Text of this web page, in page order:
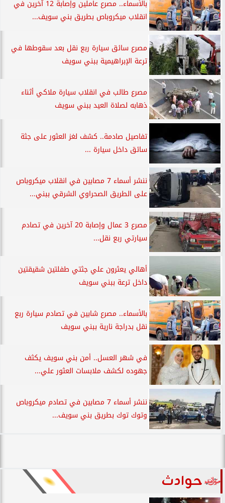
بالأسماء.. مصرع عاملين وإصابة 12 آخرين في
انقلاب ميكروباص بطريق بني سويف...
مصرع سائق سيارة ربع نقل بعد سقوطها في
ترعة الإبراهيمية ببني سويف
مصرع طالب في انقلاب سيارة ملاكي أثناء
ذهابه لصلاة العيد ببني سويف
تفاصيل صادمة.. كشف لغز العثور على جثة
سائق داخل سيارة ...
ننشر أسماء 7 مصابين في انقلاب ميكروباص
على الطريق الصحراوي الشرقي ببني...
مصرع 3 عمال وإصابة 20 آخرين في تصادم
سيارتي ربع نقل...
أهالي يعثرون علي جثتي طفلتين شقيقتين
داخل ترعة ببني سويف
بالأسماء.. مصرع شابين في تصادم سيارة ربع
نقل بدراجة نارية ببني سويف
في شهر العسل.. أمن بني سويف يكثف
جهوده لكشف ملابسات العثور علي...
ننشر أسماء 7 مصابين في تصادم ميكروباص
وتوك توك بطريق بني سويف...
حوادث